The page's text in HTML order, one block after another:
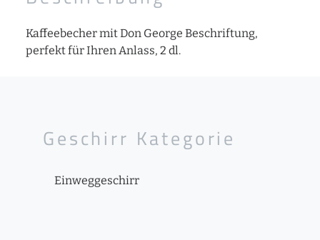
Kaffeebecher mit Don George Beschriftung,
perfekt für Ihren Anlass, 2 dl.
Geschirr Kategorie
Einweggeschirr